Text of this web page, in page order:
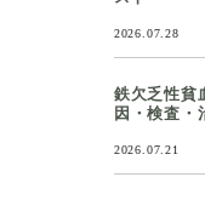
2026.07.28
鉄欠乏性貧
因・検査・
2026.07.21